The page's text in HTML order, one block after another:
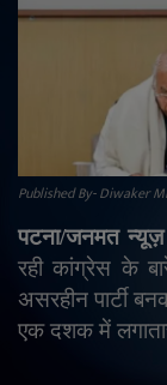
वीडियो
व्यापार
टेक्नोलॉजी
Published By- Diwaker
पटना/जनमत
रही कांग्रेस के
असरहीन पार्टी
एक दशक में